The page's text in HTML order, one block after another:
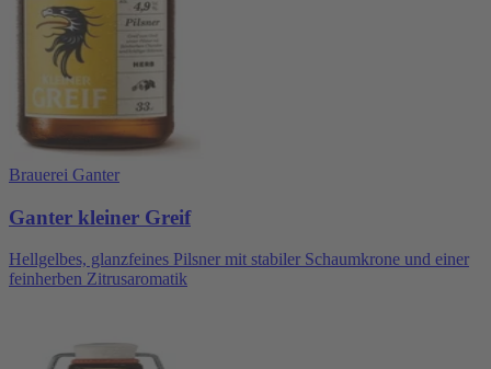
Brauerei Ganter
Ganter kleiner Greif
Hellgelbes, glanzfeines Pilsner mit stabiler Schaumkrone und einer
feinherben Zitrusaromatik